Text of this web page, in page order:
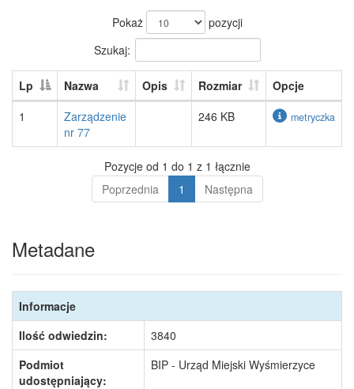
Pokaż
pozycji
Szukaj:
Lp Nazwa Opis Rozmiar
Opcje
1
Zarządzenie
nr 77
246 KB metryczka
Pozycje od 1 do 1 z 1 łącznie
Poprzednia
1 Następna
Metadane
Informacje
Ilość odwiedzin:
3840
Podmiot
udostępniający:
BIP - Urząd Miejski Wyśmierzyce